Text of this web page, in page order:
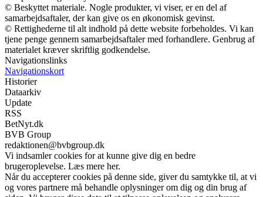
© Beskyttet materiale. Nogle produkter, vi viser, er en del af
samarbejdsaftaler, der kan give os en økonomisk gevinst.
© Rettighederne til alt indhold på dette website forbeholdes. Vi kan
tjene penge gennem samarbejdsaftaler med forhandlere. Genbrug af
materialet kræver skriftlig godkendelse.
Navigationslinks
Navigationskort
Historier
Dataarkiv
Update
RSS
BetNyt.dk
BVB Group
redaktionen@bvbgroup.dk
Vi indsamler cookies for at kunne give dig en bedre
brugeroplevelse. Læs mere her.
Når du accepterer cookies på denne side, giver du samtykke til, at vi
og vores partnere må behandle oplysninger om dig og din brug af